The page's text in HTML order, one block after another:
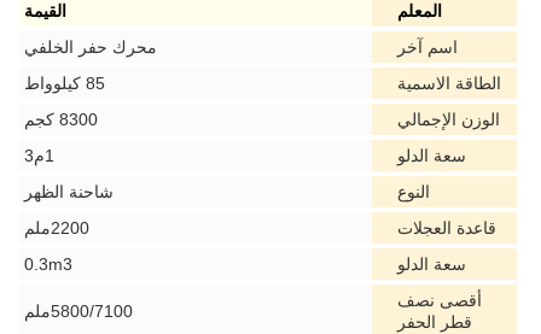
المعلم
القيمة
اسم آخر
محرك حفر الخلفي
الطاقة الاسمية
85 كيلوواط
الوزن الإجمالي
8300 كجم
سعة الدلو
النوع
شاحنة الظهر
قاعدة العجلات
2200ملم
سعة الدلو
0.3m3
أقصى نصف
قطر الحفر
5800/7100ملم